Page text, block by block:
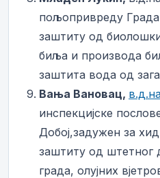
пољопривреду
заштиту од
биља и производа
заштита вода од
Вања Вановац,
инспекцијске
Добој,задужен за
заштиту од штетног
града, олујних